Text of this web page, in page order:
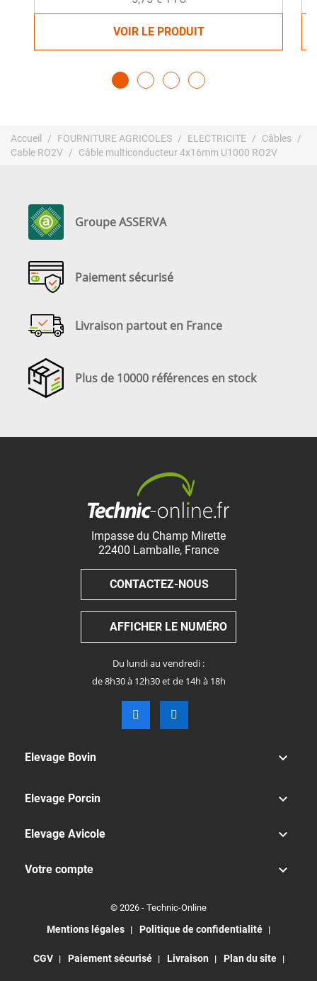
VOIR LE PRODUIT
Accueil FOURNITURE AGRICOLES ELECTRICITE
Câbles
Cable RO2V
Câble multiconducteur 4x16mm U1000 RO2V
Groupe ASSERVA
Paiement sécurisé
Livraison partout en France
Plus de 10000 références en stock
Impasse du Champ Mirette
22400 Lamballe, France
CONTACTEZ-NOUS
AFFICHER LE NUMÉRO
Du lundi au vendredi :
de 8h30 à 12h30 et de 14h à 18h
Elevage Bovin 
Elevage Porcin 
Elevage Avicole 
Votre compte 
© 2026 - Technic-Online
Mentions légales Politique de confidentialité
CGV Paiement sécurisé Livraison Plan du site